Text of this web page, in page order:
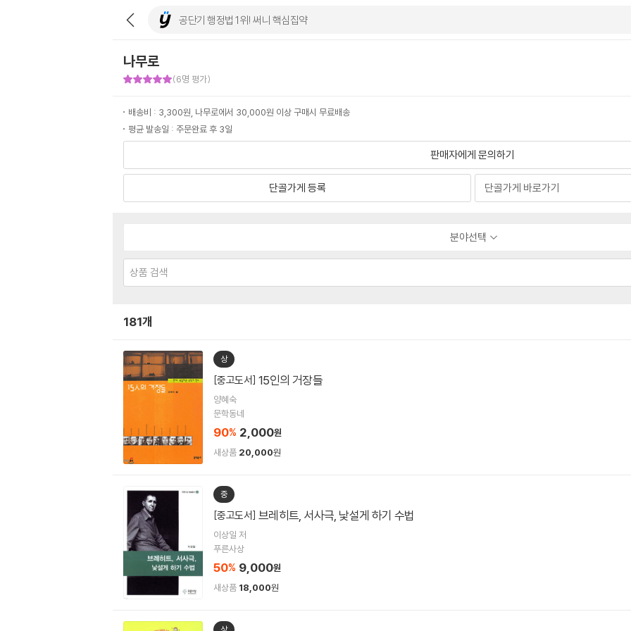
나무로
(6명 평가)
배송비 : 3,300원, 나무로에서 30,000원 이상 구매시 무료배송
평균 발송일 : 주문완료 후 3일
판매자에게 문의하기
단골가게 등록
분야선택
181개
상
[중고도서] 15인의 거장들
양혜숙
문학동네
90% 2,000원
새상품 20,000원
중
[중고도서] 브레히트, 서사극, 낯설게 하기 수법
이상일 저
푸른사상
50% 9,000원
새상품 18,000원